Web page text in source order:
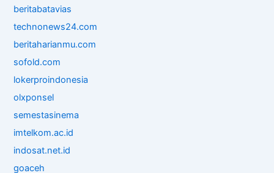
beritabatavias
technonews24.com
beritaharianmu.com
sofold.com
lokerproindonesia
olxponsel
semestasinema
imtelkom.ac.id
indosat.net.id
goaceh